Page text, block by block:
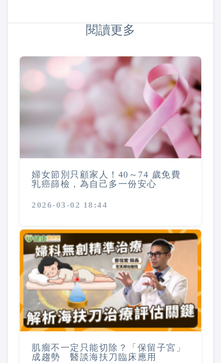
閱讀更多
婦女節別只顧家人！40～74 歲免費
乳癌篩檢，為自己多一份安心
2026-03-02 18:44
肌瘤不一定只能切除？「保留子宮」
成趨勢 醫談海扶刀臨床應用